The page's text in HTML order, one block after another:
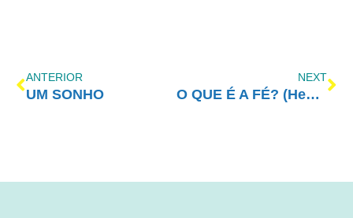
ANTERIOR
UM SONHO
NEXT
O QUE É A FÉ? (Hebreus 5.11-13.25)